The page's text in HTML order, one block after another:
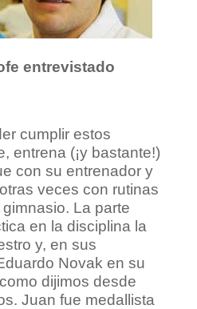
entrevistado
cumplir estos
entrena (¡y bastante!)
con su entrenador y
veces con rutinas
La parte
en la disciplina la
y, en sus
Novak en su
dijimos desde
Juan fue medallista